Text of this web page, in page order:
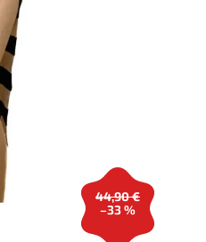
44,90 €
–33 %